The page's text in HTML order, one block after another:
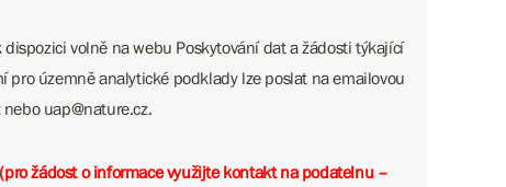
volně na webu Poskytování dat a žádosti týkající
pro územně analytické podklady lze poslat na emailovou
​​​​​​uap@nature.cz.
žádost o informace využijte kontakt na podatelnu –